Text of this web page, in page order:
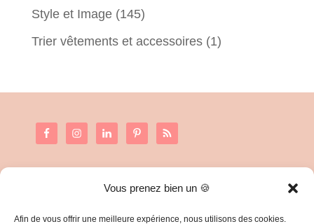
Vous prenez bien un 🍪
Afin de vous offrir une meilleure expérience, nous utilisons des cookies.
Style et Image(145)
Trier vêtements et accessoires(1)
C.G.V. et Mentions Légales
Politique de confidentialité